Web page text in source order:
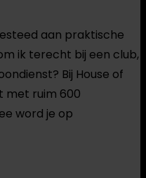
aan praktische
ik terecht bij een club,
Bij House of
met ruim 600
word je op